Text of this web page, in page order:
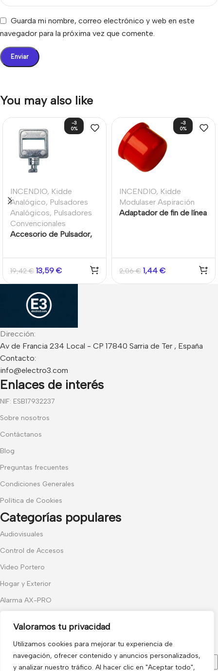
Valoramos tu privacidad
Utilizamos cookies para mejorar tu experiencia de
navegación, ofrecer contenido y anuncios personalizados,
y analizar nuestro tráfico. Al hacer clic en "Aceptar todo",
Guarda mi nombre, correo electrónico y web en este
navegador para la próxima vez que comente.
You may also like
-3
0%
INCENDIO, Kidde
Analógico, Pulsadores
Analógicos, Pulsadores
Convencionales
Accesorio de Pulsador,
pulsador, metal Kidde
(Paquete de 10
unidades)
19,42€ 13,59 €
-3
0%
INCENDIO, Kidde
Modulaser Aspiración
Adaptador de fin de línea
2,06€ 1,44 €
Dirección:
Av de Francia 234 Local - CP 17840 Sarria de Ter , España
Contacto:
info@electro3.com
Enlaces de interés
NIF: ESB17932237
Sobre nosotros
Contáctanos
Blog
Preguntas frecuentes
Condiciones Generales
Política de Cookies
Categorías populares
Audiovisuales
Control de Accesos
Video Portero
Hogar y Exterior
Alarma AX-PRO
Únete a nuestras novedades
Recibe las últimas novedades y promociones.